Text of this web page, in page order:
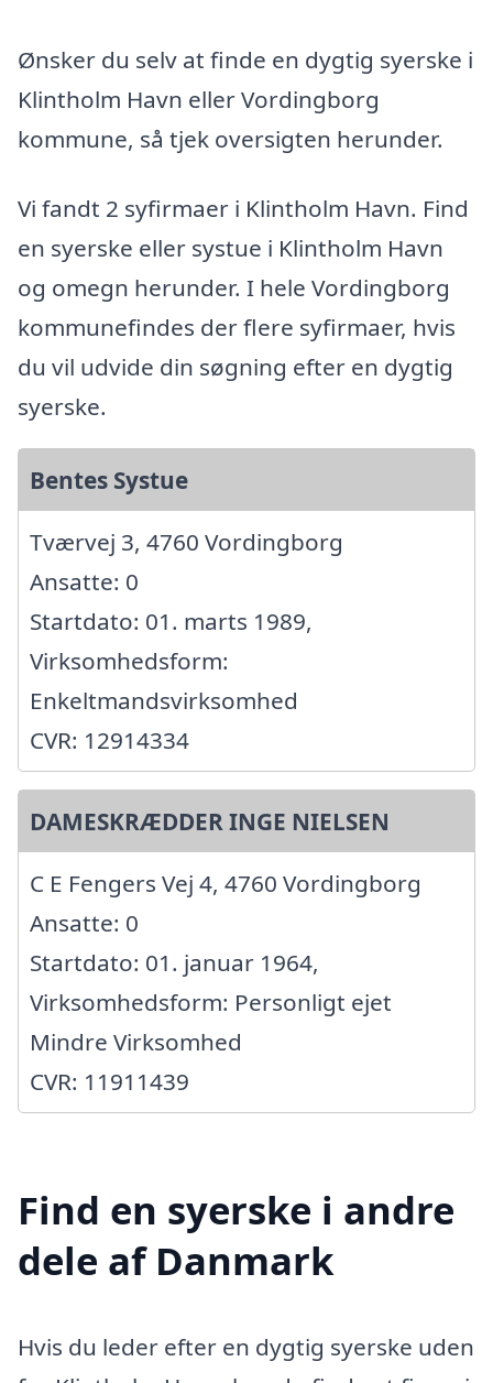
Ønsker du selv at finde en dygtig syerske i
Klintholm Havn eller Vordingborg
kommune, så tjek oversigten herunder.
Vi fandt 2 syfirmaer i Klintholm Havn. Find
en syerske eller systue i Klintholm Havn
og omegn herunder. I hele Vordingborg
kommunefindes der flere syfirmaer, hvis
du vil udvide din søgning efter en dygtig
syerske.
Bentes Systue
Tværvej 3, 4760 Vordingborg
Ansatte: 0
Startdato: 01. marts 1989,
Virksomhedsform:
Enkeltmandsvirksomhed
CVR: 12914334
DAMESKRÆDDER INGE NIELSEN
C E Fengers Vej 4, 4760 Vordingborg
Ansatte: 0
Startdato: 01. januar 1964,
Virksomhedsform: Personligt ejet
Mindre Virksomhed
CVR: 11911439
Find en syerske i andre
dele af Danmark
Hvis du leder efter en dygtig syerske uden